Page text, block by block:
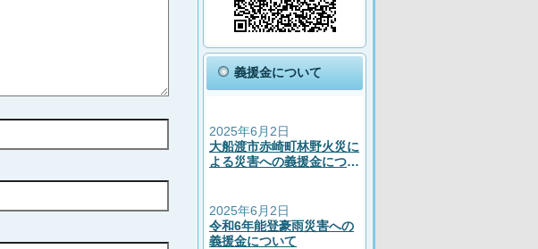
義援金について
2025年6月2日
大船渡市赤崎町林野火災に
よる災害への義援金につい
2025年6月2日
令和6年能登豪雨災害への
義援金について